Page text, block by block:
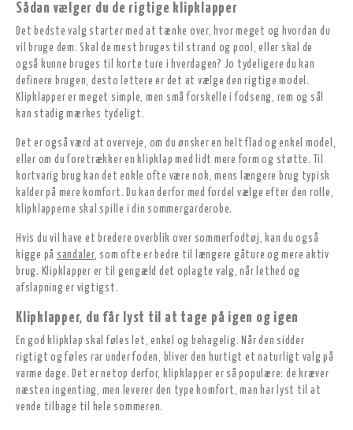
Sådan vælger du de rigtige klipklapper
Det bedste valg starter med at tænke over, hvor meget og hvordan du
vil bruge dem. Skal de mest bruges til strand og pool, eller skal de
også kunne bruges til korte ture i hverdagen? Jo tydeligere du kan
definere brugen, desto lettere er det at vælge den rigtige model.
Klipklapper er meget simple, men små forskelle i fodseng, rem og sål
kan stadig mærkes tydeligt.
Det er også værd at overveje, om du ønsker en helt flad og enkel model,
eller om du foretrækker en klipklap med lidt mere form og støtte. Til
kortvarig brug kan det enkle ofte være nok, mens længere brug typisk
kalder på mere komfort. Du kan derfor med fordel vælge efter den rolle,
klipklapperne skal spille i din sommergarderobe.
Hvis du vil have et bredere overblik over sommerfodtøj, kan du også
kigge på sandaler, som ofte er bedre til længere gåture og mere aktiv
brug. Klipklapper er til gengæld det oplagte valg, når lethed og
afslapning er vigtigst.
Klipklapper, du får lyst til at tage på igen og igen
En god klipklap skal føles let, enkel og behagelig. Når den sidder
rigtigt og føles rar under foden, bliver den hurtigt et naturligt valg på
varme dage. Det er netop derfor, klipklapper er så populære: de kræver
næsten ingenting, men leverer den type komfort, man har lyst til at
vende tilbage til hele sommeren.